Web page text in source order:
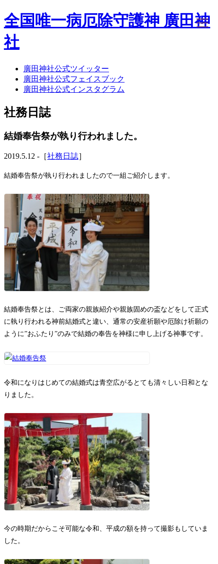
全国唯一病厄除守護神 廣田神
社
ホーム
社務日誌
お知らせ
年間祭事のご案内
お願いごと
神前結婚式
ご相談
八甲田山神社
古墳型合葬
水子葬
奉祝記念事業
お問い合わせ
廣田神社公式ツイッター
廣田神社公式フェイスブック
廣田神社公式インスタグラム
社務日誌
結婚奉告祭が執り行われました。
2019.5.12 -［社務日誌］
結婚奉告祭が執り行われましたので一組ご紹介します。
結婚奉告祭とは、ご両家の親族紹介や親族固めの盃などをして正式
に執り行われる神前結婚式と違い、通常の安産祈願や厄除け祈願の
ように”おふたり”のみで結婚の奉告を神様に申し上げる神事です。
令和になりはじめての結婚式は青空広がるとても清々しい日和とな
りました。
今の時期だからこそ可能な令和、平成の額を持って撮影もしていま
した。